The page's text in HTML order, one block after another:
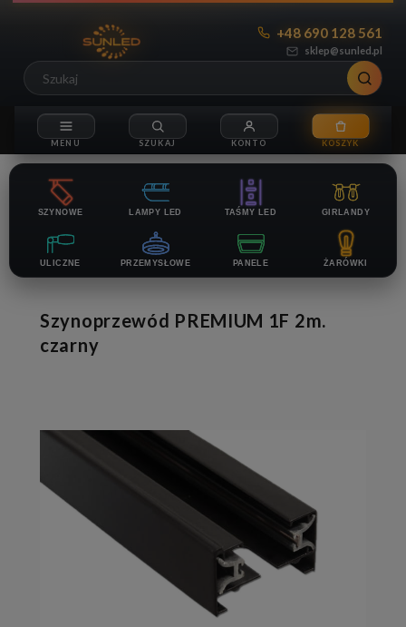
sklep@sunled.pl
+48 690 128 561
SZYNOWE LAMPY LED TAŚMY LED GIRLANDY
ULICZNE PRZEMYSŁOWE PANELE ŻARÓWKI
Szynoprzewód PREMIUM 1F 2m.
czarny